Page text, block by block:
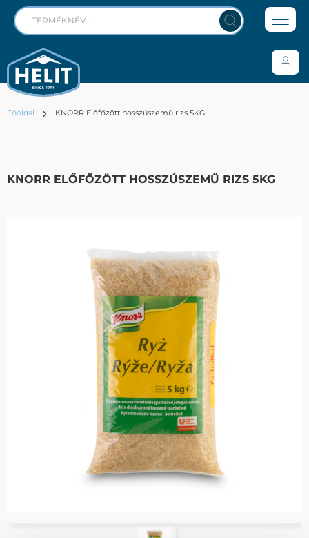
Főoldal KNORR Előfőzött hosszúszemű rizs 5KG
KNORR ELŐFŐZÖTT HOSSZÚSZEMŰ RIZS 5KG